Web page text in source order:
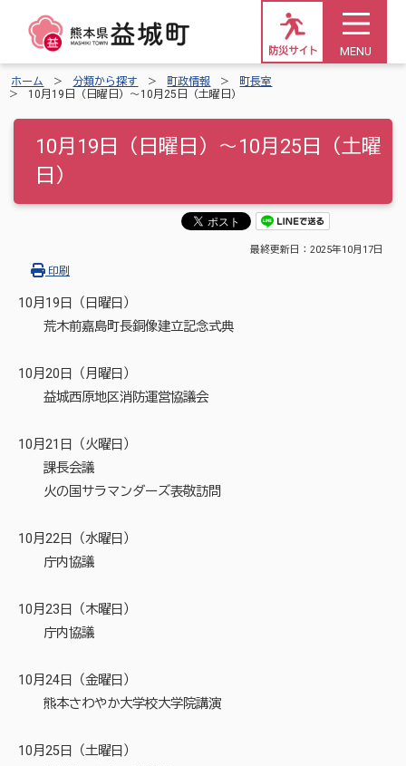
防災サイト MENU
ホーム 分類から探す 町政情報
町長室
10月19日（日曜日）～10月25日（土曜日）
10月19日（日曜日）～10月25日（土曜
日）
最終更新日： 2025年10月17日
印刷
10月19日（日曜日）
荒木前嘉島町長銅像建立記念式典
10月20日（月曜日）
益城西原地区消防運営協議会
10月21日（火曜日）
課長会議
火の国サラマンダーズ表敬訪問
10月22日（水曜日）
庁内協議
10月23日（木曜日）
庁内協議
10月24日（金曜日）
熊本さわやか大学校大学院講演
10月25日（土曜日）